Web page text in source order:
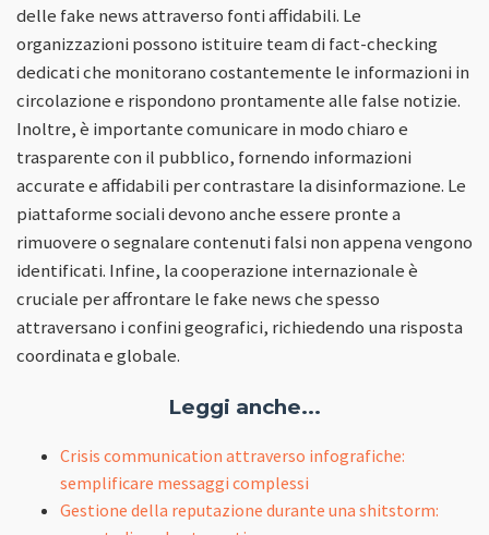
delle fake news attraverso fonti affidabili. Le
organizzazioni possono istituire team di fact-checking
dedicati che monitorano costantemente le informazioni in
circolazione e rispondono prontamente alle false notizie.
Inoltre, è importante comunicare in modo chiaro e
trasparente con il pubblico, fornendo informazioni
accurate e affidabili per contrastare la disinformazione. Le
piattaforme sociali devono anche essere pronte a
rimuovere o segnalare contenuti falsi non appena vengono
identificati. Infine, la cooperazione internazionale è
cruciale per affrontare le fake news che spesso
attraversano i confini geografici, richiedendo una risposta
coordinata e globale.
Leggi anche...
Crisis communication attraverso infografiche:
semplificare messaggi complessi
Gestione della reputazione durante una shitstorm: